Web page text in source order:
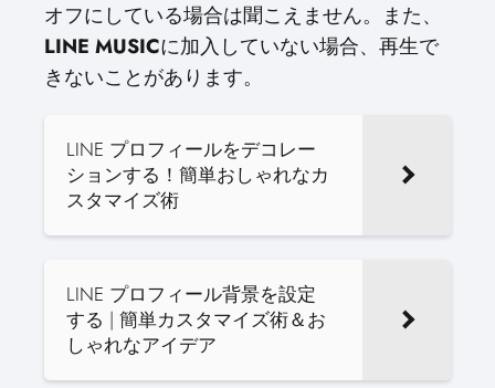
オフにしている場合は聞こえません。また、
LINE MUSICに加入していない場合、再生で
きないことがあります。
LINE プロフィールをデコレー
ションする！簡単おしゃれなカ
スタマイズ術
LINE プロフィール背景を設定
する | 簡単カスタマイズ術＆お
しゃれなアイデア